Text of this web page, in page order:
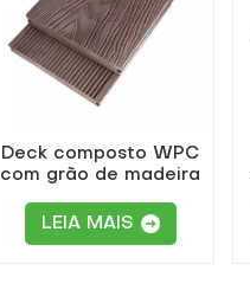
Deck composto WPC
com grão de madeira
3D
LEIA MAIS